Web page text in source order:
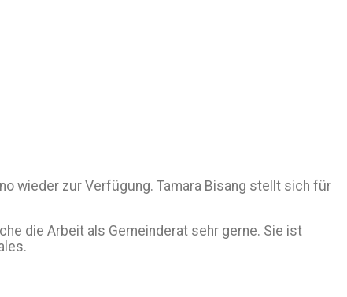
wieder zur Verfügung. Tamara Bisang stellt sich für
die Arbeit als Gemeinderat sehr gerne. Sie ist